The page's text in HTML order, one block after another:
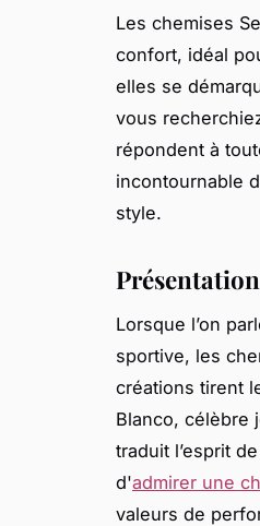
Les chemises
confort, idéal
elles se
vous
répondent à
incontournable
style.
Lorsque l’on
sportive, les
créations tirent
Blanco, célèbre
traduit l’esprit
d'admirer une
valeurs de